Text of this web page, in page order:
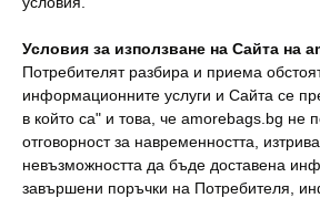
Условия за използване на Сайта на
Потребителят разбира и приема
информационните услуги и Сайта се
в който са" и това, че amorebags.bg не
отговорност за навременността,
невъзможността да бъде доставена
завършени поръчки на Потребителя,